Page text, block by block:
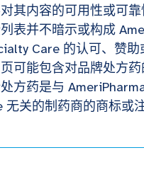
其内容的可用性或可靠
表并不暗示或构成
Care 的认可、赞助
可能包含对品牌处方药
方药是与
无关的制药商的商标或